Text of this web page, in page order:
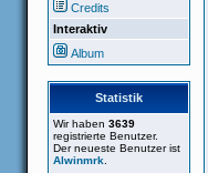
Credits
Interaktiv
Album
Statistik
Wir haben 3639
registrierte Benutzer.
Der neueste Benutzer ist
Alwinmrk